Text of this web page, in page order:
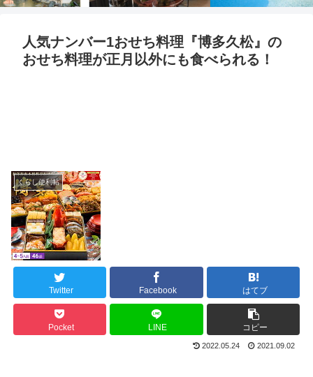
人気ナンバー1おせち料理『博多久松』の
おせち料理が正月以外にも食べられる！
くらし便利帖
Twitter Facebook はてブ
Pocket LINE コピー
2022.05.24 2021.09.02